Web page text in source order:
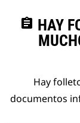
assignment HAY
Hay
documentos